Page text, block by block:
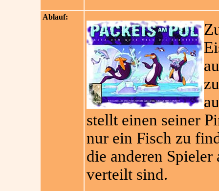
Ablauf:
stellt einen seiner
nur ein Fisch zu
die anderen
verteilt sind.